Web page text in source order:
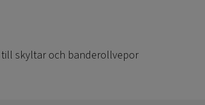
skyltar och banderollvepor